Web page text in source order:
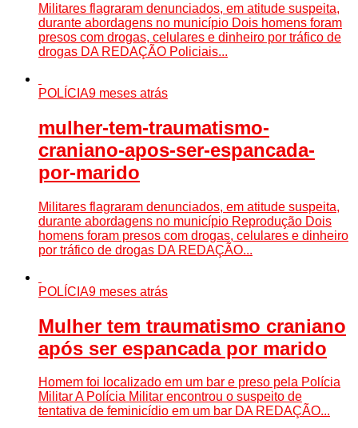
Militares flagraram denunciados, em atitude suspeita,
durante abordagens no município Dois homens foram
presos com drogas, celulares e dinheiro por tráfico de
drogas DA REDAÇÃO Policiais...
POLÍCIA9 meses atrás
mulher-tem-traumatismo-
craniano-apos-ser-espancada-
por-marido
Militares flagraram denunciados, em atitude suspeita,
durante abordagens no município Reprodução Dois
homens foram presos com drogas, celulares e dinheiro
por tráfico de drogas DA REDAÇÃO...
POLÍCIA9 meses atrás
Mulher tem traumatismo craniano
após ser espancada por marido
Homem foi localizado em um bar e preso pela Polícia
Militar A Polícia Militar encontrou o suspeito de
tentativa de feminicídio em um bar DA REDAÇÃO...